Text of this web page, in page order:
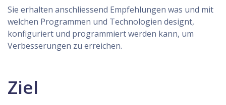
Sie erhalten anschliessend Empfehlungen was und mit
welchen Programmen und Technologien designt,
konfiguriert und programmiert werden kann, um
Verbesserungen zu erreichen.
Ziel